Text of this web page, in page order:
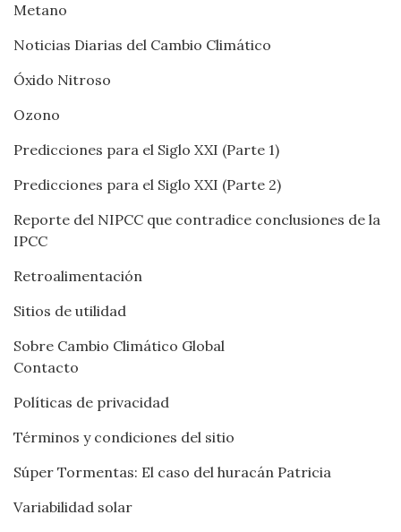
Metano
Noticias Diarias del Cambio Climático
Óxido Nitroso
Ozono
Predicciones para el Siglo XXI (Parte 1)
Predicciones para el Siglo XXI (Parte 2)
Reporte del NIPCC que contradice conclusiones de la
IPCC
Retroalimentación
Sitios de utilidad
Sobre Cambio Climático Global
Contacto
Políticas de privacidad
Términos y condiciones del sitio
Súper Tormentas: El caso del huracán Patricia
Variabilidad solar